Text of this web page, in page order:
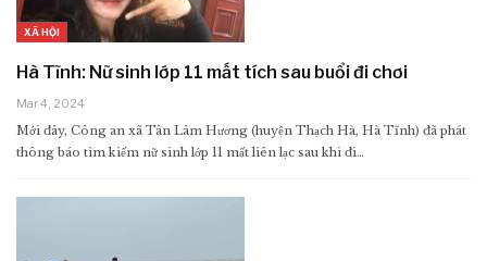
XÃ HỘI
Hà Tĩnh: Nữ sinh lớp 11 mất tích sau buổi đi chơi
Mar 4, 2024
Mới đây, Công an xã Tân Lâm Hương (huyện Thạch Hà, Hà Tĩnh) đã phát
thông báo tìm kiếm nữ sinh lớp 11 mất liên lạc sau khi đi…